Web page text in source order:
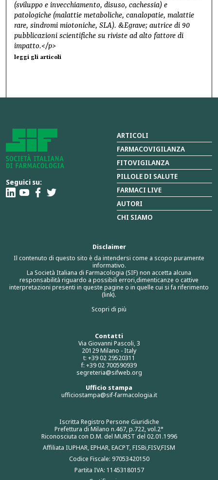
(sviluppo e invecchiamento, disuso, cachessia) e
patologiche (malattie metaboliche, canalopatie, malattie
rare, sindromi miotoniche, SLA). &Egrave; autrice di 90
pubblicazioni scientifiche su riviste ad alto fattore di
impatto.</p>
leggi gli articoli
Seguici su:
Contatti
Via Giovanni Pascoli, 3
20129 Milano - Italy
t: +39 02 29520311
f: +39 02 700590939
segreteria@sifweb.org
Ufficio stampa
ufficiostampa@sif-farmacologia.it
Iscritta Registro Persone Giuridiche
Prefettura di Milano n.467, p.722, vol.2°
Riconosciuta con D.M. del MURST del 02.01.1996
Affiliata IUPHAR, EPHAR, EACPT, FISBi,FISV,FISM
Codice Fiscale: 97053420150
Partita IVA: 11453180157
Disclaimer
Il contenuto di questo sito è da intendersi come a scopo puramente
informativo.
La Società Italiana di Farmacologia (SIF) non accetta alcuna
responsabilità riguardo a possibili errori,dimenticanze o cattive
interpretazioni presenti in queste pagine o in quelle cui si fa riferimento
(link).
Scopri di più
ARTICOLI
FARMACOVIGILANZA
FITOVIGILANZA
PILLOLE DI SALUTE
FARMACI LIVE
AUTORI
CHI SIAMO